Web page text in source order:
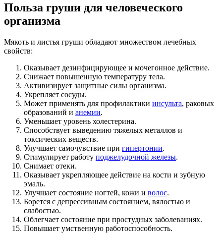
Польза груши для человеческого
организма
Мякоть и листья груши обладают множеством лечебных
свойств:
Оказывает дезинфицирующее и мочегонное действие.
Снижает повышенную температуру тела.
Активизирует защитные силы организма.
Укрепляет сосуды.
Может применять для профилактики инсульта, раковых
образований и анемии.
Уменьшает уровень холестерина.
Способствует выведению тяжелых металлов и
токсических веществ.
Улучшает самочувствие при гипертонии.
Стимулирует работу поджелудочной железы.
Снимает отеки.
Оказывает укрепляющее действие на кости и зубную
эмаль.
Улучшает состояние ногтей, кожи и волос.
Борется с депрессивным состоянием, вялостью и
слабостью.
Облегчает состояние при простудных заболеваниях.
Повышает умственную работоспособность.